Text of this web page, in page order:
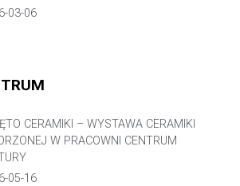
03-06
CERAMIKI – WYSTAWA CERAMIKI
W PRACOWNI CENTRUM
05-16